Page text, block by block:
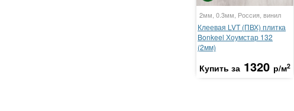
2мм, 0.3мм, Россия, винил
Клеевая LVT (ПВХ) плитка
Bonkeel Хоумстар 132
(2мм)
Купить за 1320 р/м2